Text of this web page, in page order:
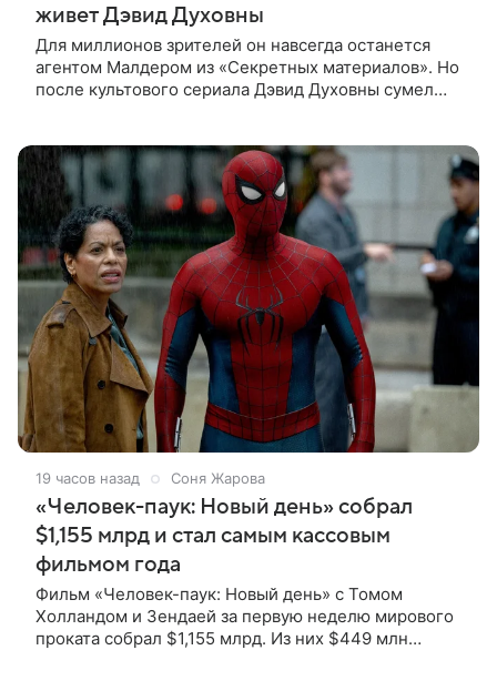
живет Дэвид Духовны
Для миллионов зрителей он навсегда останется
агентом Малдером из «Секретных материалов». Но
после культового сериала Дэвид Духовны сумел
19 часов назад Соня Жарова
«Человек-паук: Новый день» собрал
$1,155 млрд и стал самым кассовым
фильмом года
Фильм «Человек-паук: Новый день» с Томом
Холландом и Зендаей за первую неделю мирового
проката собрал $1,155 млрд. Из них $449 млн